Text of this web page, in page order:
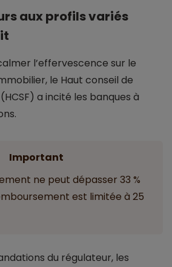
aux profils variés
l’effervescence sur le
le Haut conseil de
a incité les banques à
Important
ne peut dépasser 33 %
est limitée à 25
du régulateur, les